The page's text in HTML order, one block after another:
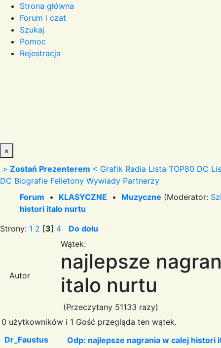
Strona główna
Forum i czat
Szukaj
Pomoc
Rejestracja
×
> Zostań Prezenterem < Grafik Radia Lista TOP80 DC
DC Biografie Felietony Wywiady Partnerzy
Forum • KLASYCZNE • Muzyczne (Moderator:
histori italo nurtu
Strony: 1 2 [3] 4 Do dołu
Autor
Wątek:
najlepsze
italo nurtu
(Przeczytany 51133 razy)
0 użytkowników i 1 Gość przegląda ten wątek.
Dr_Faustus
Odp: najlepsze nagrania w calej histori